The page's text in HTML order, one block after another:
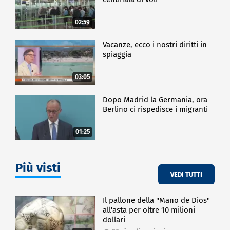
02:59
03:05
Vacanze, ecco i nostri diritti in
spiaggia
01:25
Dopo Madrid la Germania, ora
Berlino ci rispedisce i migranti
Più visti VEDI TUTTI
Il pallone della "Mano de Dios"
all'asta per oltre 10 milioni
dollari